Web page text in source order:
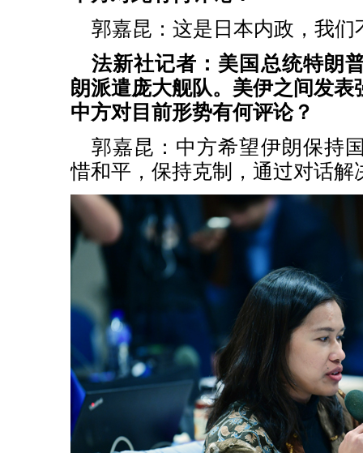
郭嘉昆：这是日本内政，我们
法新社记者：美国总统特朗
朗派遣庞大舰队。美伊之间发
中方对目前形势有何评论？
郭嘉昆：中方希望伊朗保持
惜和平，保持克制，通过对话解